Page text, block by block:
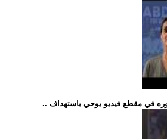
في مقطع فيديو يوحي باستهداف